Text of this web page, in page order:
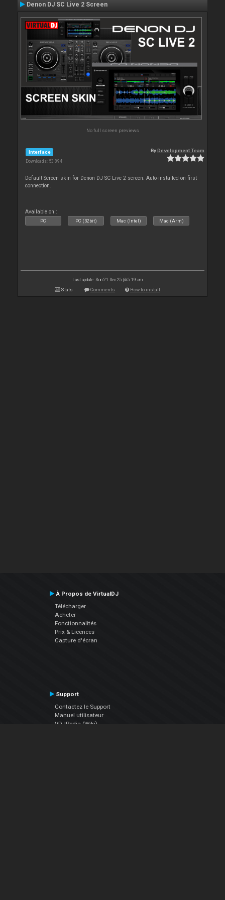
Denon DJ SC Live 2 Screen
No full screen previews
Interface
Downloads: 53 894
ByDevelopment Team
Default Screen skin for Denon DJ SC Live 2 screen. Auto-installed on first
connection.
Available on :
PC PC (32bit) Mac (Intel) Mac (Arm)
Last update: Sun 21 Dec 25 @ 5:19 am
Stats Comments How to install
À Propos de VirtualDJ
Télécharger
Acheter
Fonctionnalités
Prix & Licences
Capture d'écran
Support
Contactez le Support
Manuel utilisateur
VDJPedia (Wiki)